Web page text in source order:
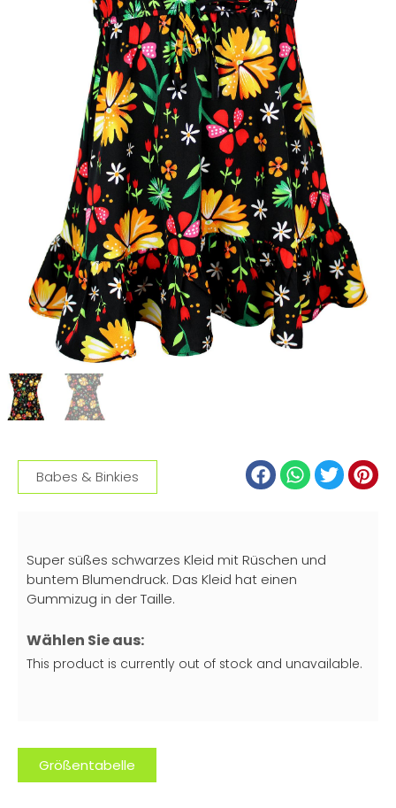
Babes & Binkies
Super süßes schwarzes Kleid mit Rüschen und
buntem Blumendruck. Das Kleid hat einen
Gummizug in der Taille.
Wählen Sie aus:
This product is currently out of stock and unavailable.
Größentabelle